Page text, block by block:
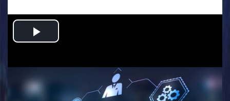
Play
Video